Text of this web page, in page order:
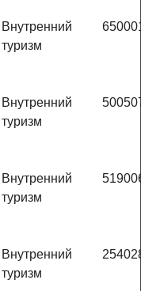
Внутренний
туризм
Внутренний
туризм
Внутренний
туризм
Внутренний
туризм